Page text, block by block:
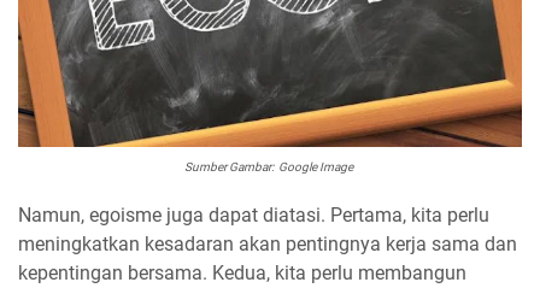
Sumber Gambar: Google Image
Namun, egoisme juga dapat diatasi. Pertama, kita perlu
meningkatkan kesadaran akan pentingnya kerja sama dan
kepentingan bersama. Kedua, kita perlu membangun